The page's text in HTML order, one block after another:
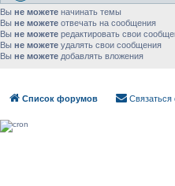
Вы не можете начинать темы
Вы не можете отвечать на сообщения
Вы не можете редактировать свои
Вы не можете удалять свои сообщения
Вы не можете добавлять вложения
Список форумов Связаться